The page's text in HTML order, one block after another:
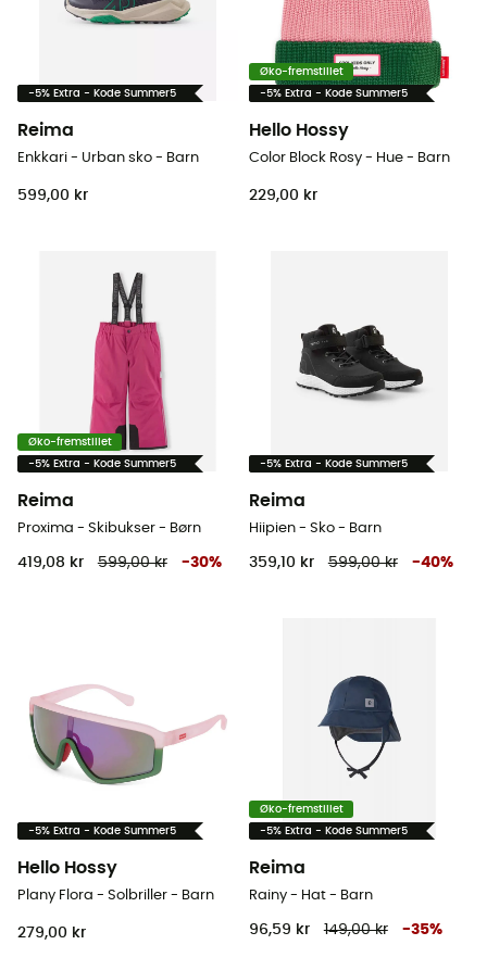
-5% Extra - Kode Summer5
Reima
Enkkari - Urban sko - Barn
599,00 kr
Øko-fremstillet
-5% Extra - Kode Summer5
Hello Hossy
Color Block Rosy - Hue - Barn
229,00 kr
Øko-fremstillet
-5% Extra - Kode Summer5
Reima
Proxima - Skibukser - Børn
419,08 kr 599,00 kr -30%
-5% Extra - Kode Summer5
Reima
Hiipien - Sko - Barn
359,10 kr 599,00 kr -40%
-5% Extra - Kode Summer5
Hello Hossy
Plany Flora - Solbriller - Barn
279,00 kr
Øko-fremstillet
-5% Extra - Kode Summer5
Reima
Rainy - Hat - Barn
96,59 kr 149,00 kr -35%